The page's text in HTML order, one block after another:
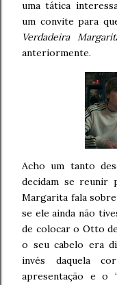
uma tática
um convite para
Verdadeira
anteriormente.
Acho um tanto
decidam se reunir
Margarita fala
se ele ainda não
de colocar o Otto
o seu cabelo era
invés daquela
apresentação e o